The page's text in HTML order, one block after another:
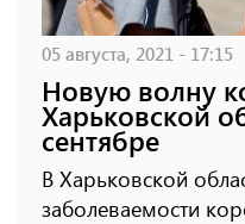
05 августа, 2021 - 17:15
Новую волну
Харьковской
сентябре
В Харьковской
заболеваемости